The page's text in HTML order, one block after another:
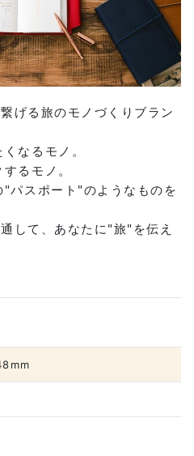
げる旅のモノづくりブラン
なるモノ。
るモノ。
パスポート"のようなものを
して、あなたに"旅"を伝え